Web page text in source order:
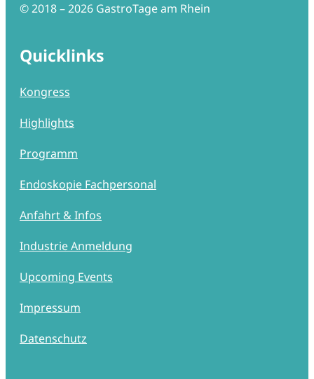
© 2018 –2026 GastroTage am Rhein
Quicklinks
Kongress
Highlights
Programm
Endoskopie Fachpersonal
Anfahrt & Infos
Industrie Anmeldung
Upcoming Events
Impressum
Datenschutz